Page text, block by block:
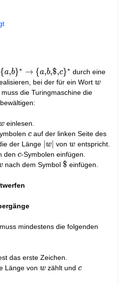
\
{a,b}∗ → {a,b,$,c}∗ durch eine
bei der für ein Wort w
w
muss die Turingmaschine die
einlesen.
c
cauf der linken Seite des
der Länge |w|
w vonw
w entspricht.
den c
c-Symbolen einfügen.
nach dem Symbol \$
$ einfügen.
mindestens die folgenden
das erste Zeichen.
Länge von w
w zählt undc
c